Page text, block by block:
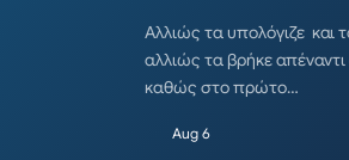
Αλλιώς τα υπολόγιζε και
αλλιώς τα βρήκε
καθώς στο πρώτο…
Aug 6